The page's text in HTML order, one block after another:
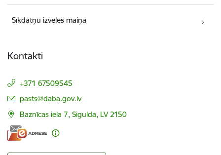
Sīkdatņu izvēles maiņa
Kontakti
+371 67509545
E-pasts:
pasts@daba.gov.lv
Baznīcas iela 7, Sigulda, LV 2150